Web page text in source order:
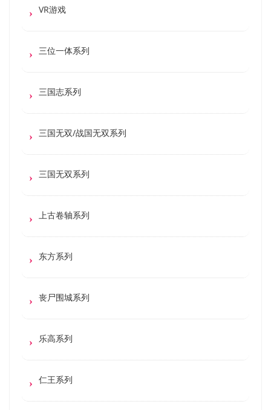
VR游戏
三位一体系列
三国志系列
三国无双/战国无双系列
三国无双系列
上古卷轴系列
东方系列
丧尸围城系列
乐高系列
仁王系列